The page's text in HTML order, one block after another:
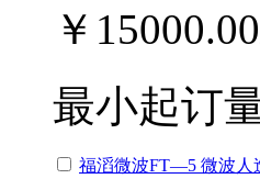
￥15000.00
最小起订
福滔微波FT—5 微波人